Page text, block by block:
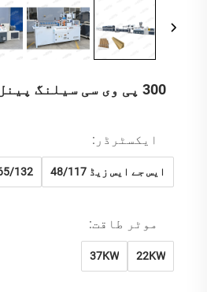
300 پی وی سی سیلنگ پینل پیداواری لائن
ایکسٹرڈر:
ایس جے ایس زیڈ 48/117 132
موٹر طاقت:
22KW
37KW